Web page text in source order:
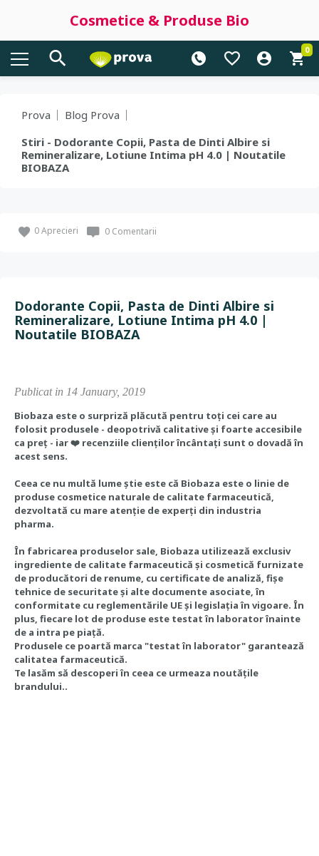
Cosmetice & Produse Bio
0
Prova
Blog Prova
Stiri - Dodorante Copii, Pasta de Dinti Albire si
Remineralizare, Lotiune Intima pH 4.0 | Noutatile
BIOBAZA
0Aprecieri 0 Comentarii
Dodorante Copii, Pasta de Dinti Albire si
Remineralizare, Lotiune Intima pH 4.0 |
Noutatile BIOBAZA
Publicat in 14 January, 2019
Biobaza este o surpriză plăcută pentru toți cei care au
folosit produsele - deopotrivă calitative și foarte accesibile
ca preț - iar❤️ recenziile clienților încântați sunt o dovadă în
acest sens.
Ceea ce nu multă lume știe este că Biobaza este o linie de
produse cosmetice naturale de calitate farmaceutică,
dezvoltată cu mare atenție de experți din industria
pharma.
În fabricarea produselor sale, Biobaza utilizează exclusiv
ingrediente de calitate farmaceutică și cosmetică furnizate
de producători de renume, cu certificate de analiză, fișe
tehnice de securitate și alte documente asociate, în
conformitate cu reglementările UE și legislația în vigoare. În
plus, fiecare lot de produse este testat în laborator înainte
de a intra pe piață.
Produsele ce poartă marca "testat în laborator" garantează
calitatea farmaceutică.
Te lasăm să descoperi în ceea ce urmeaza noutățile
brandului..